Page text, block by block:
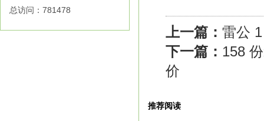
总访问： 781478
上一篇： 雷公
下一篇： 158
价